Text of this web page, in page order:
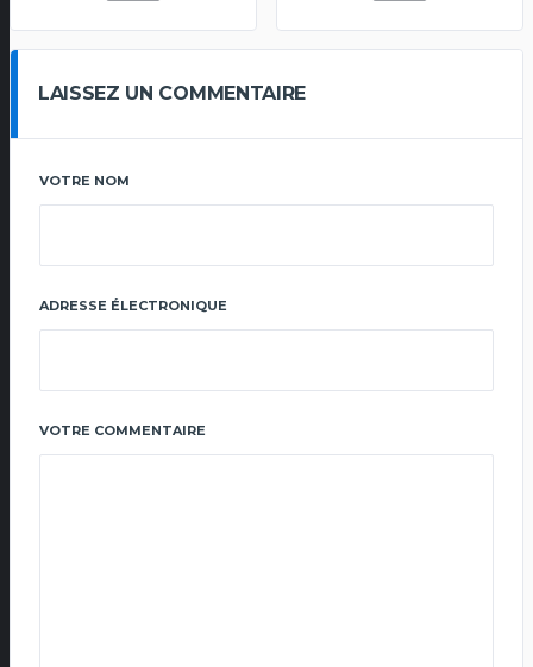
LAISSEZ UN COMMENTAIRE
VOTRE NOM
ADRESSE ÉLECTRONIQUE
VOTRE COMMENTAIRE